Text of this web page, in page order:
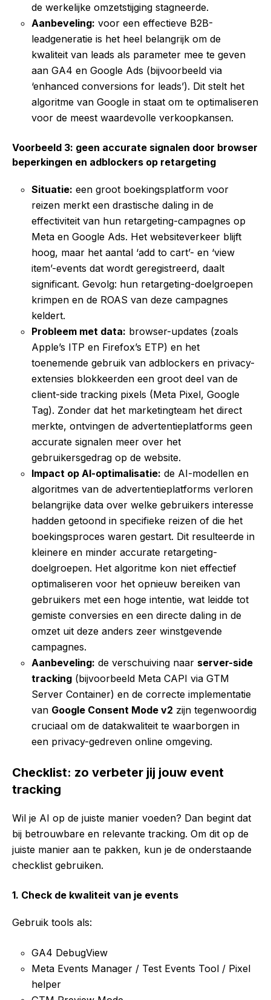
de werkelijke omzetstijging stagneerde.
Aanbeveling: voor een effectieve B2B-
leadgeneratie is het heel belangrijk om de
kwaliteit van leads als parameter mee te geven
aan GA4 en Google Ads (bijvoorbeeld via
‘enhanced conversions for leads’). Dit stelt het
algoritme van Google in staat om te optimaliseren
voor de meest waardevolle verkoopkansen.
Voorbeeld 3: geen accurate signalen door browser
beperkingen en adblockers op retargeting
Situatie: een groot boekingsplatform voor
reizen merkt een drastische daling in de
effectiviteit van hun retargeting-campagnes op
Meta en Google Ads. Het websiteverkeer blijft
hoog, maar het aantal ‘add to cart’- en ‘view
item’-events dat wordt geregistreerd, daalt
significant. Gevolg: hun retargeting-doelgroepen
krimpen en de ROAS van deze campagnes
keldert.
Probleem met data: browser-updates (zoals
Apple’s ITP en Firefox’s ETP) en het
toenemende gebruik van adblockers en privacy-
extensies blokkeerden een groot deel van de
client-side tracking pixels (Meta Pixel, Google
Tag). Zonder dat het marketingteam het direct
merkte, ontvingen de advertentieplatforms geen
accurate signalen meer over het
gebruikersgedrag op de website.
Impact op AI-optimalisatie: de AI-modellen en
algoritmes van de advertentieplatforms verloren
belangrijke data over welke gebruikers interesse
hadden getoond in specifieke reizen of die het
boekingsproces waren gestart. Dit resulteerde in
kleinere en minder accurate retargeting-
doelgroepen. Het algoritme kon niet effectief
optimaliseren voor het opnieuw bereiken van
gebruikers met een hoge intentie, wat leidde tot
gemiste conversies en een directe daling in de
omzet uit deze anders zeer winstgevende
campagnes.
Aanbeveling: de verschuiving naar server-side
tracking (bijvoorbeeld Meta CAPI via GTM
Server Container) en de correcte implementatie
van Google Consent Mode v2 zijn tegenwoordig
cruciaal om de datakwaliteit te waarborgen in
een privacy-gedreven online omgeving.
Checklist: zo verbeter jij jouw event
tracking
Wil je AI op de juiste manier voeden? Dan begint dat
bij betrouwbare en relevante tracking. Om dit op de
juiste manier aan te pakken, kun je de onderstaande
checklist gebruiken.
1. Check de kwaliteit van je events
Gebruik tools als:
GA4 DebugView
Meta Events Manager / Test Events Tool / Pixel
helper